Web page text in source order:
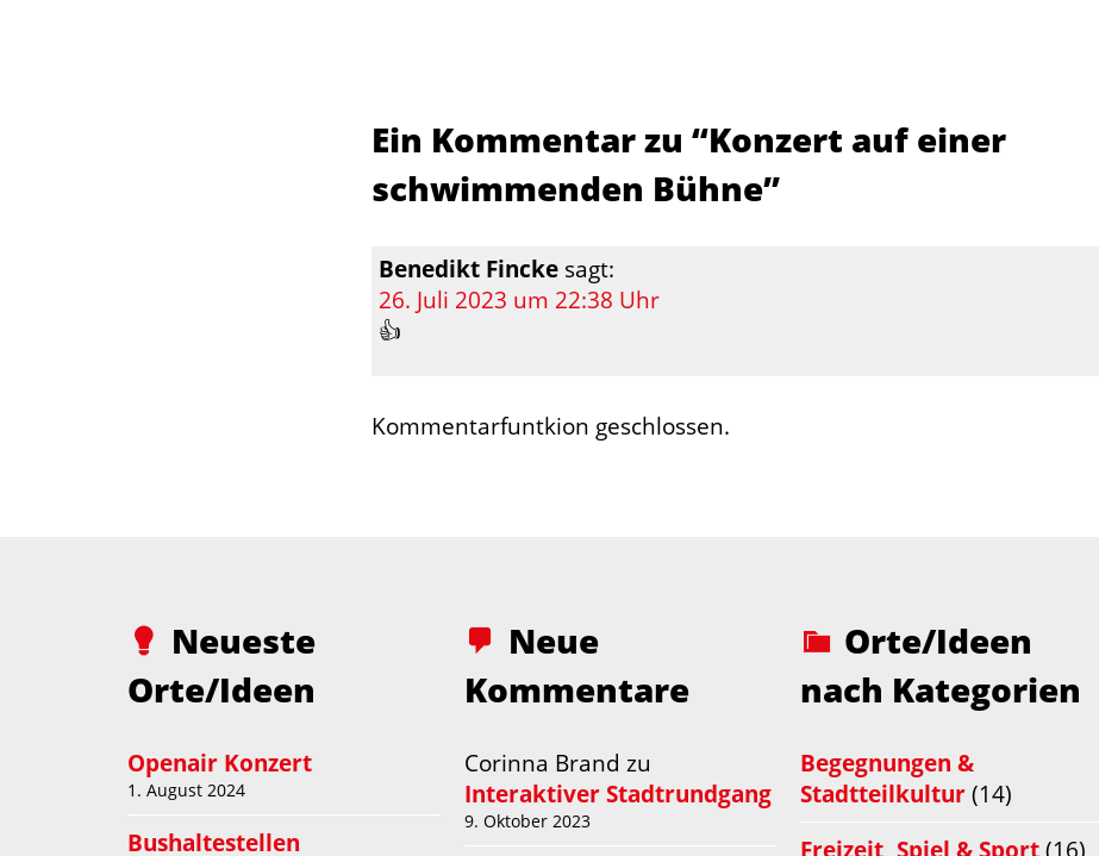
Ein Kommentar zu “Konzert auf einer
schwimmenden Bühne”
Benedikt Fincke sagt:
26. Juli 2023 um 22:38 Uhr
👍
Kommentarfuntkion geschlossen.
Neueste
Orte/Ideen
Openair Konzert
1. August 2024
Bushaltestellen
Neue
Kommentare
Corinna Brand zu
Interaktiver Stadtrundgang
9. Oktober 2023
Orte/Ideen
nach Kategorien
Begegnungen &
Stadtteilkultur(14)